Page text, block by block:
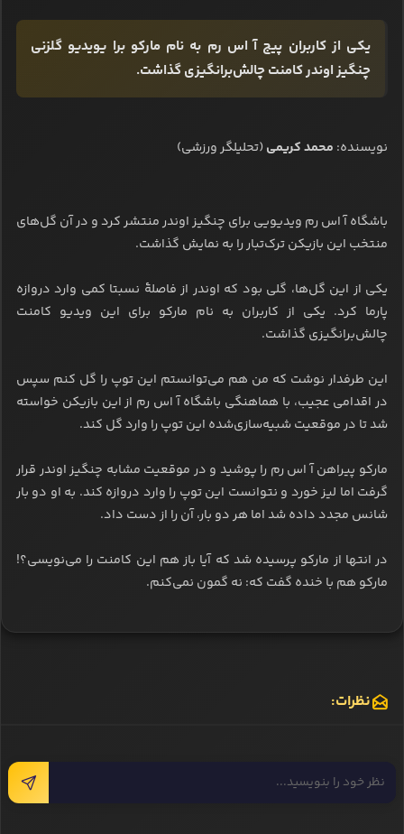
یکی از کاربران پیج آ اس رم به نام مارکو برا یویدیو گلزنی
چنگیز اوندر کامنت چالش‌برانگیزی گذاشت.
نویسنده: محمد کریمی(تحلیلگر ورزشی)
باشگاه آ اس رم ویدیویی برای چنگیز اوندر منتشر کرد و در آن گل‌های
منتخب این بازیکن ترک‌تبار را به نمایش گذاشت.
یکی از این گل‌ها، گلی بود که اوندر از فاصلۀ نسبتا کمی وارد دروازه
پارما کرد. یکی از کاربران به نام مارکو برای این ویدیو کامنت
چالش‌برانگیزی گذاشت.
این طرفدار نوشت که من هم می‌توانستم این توپ را گل کنم سپس
در اقدامی عجیب، با هماهنگی باشگاه آ اس رم از این بازیکن خواسته
شد تا در موقعیت شبیه‌سازی‌شده این توپ را وارد گل کند.
مارکو پیراهن آ اس رم را پوشید و در موقعیت مشابه چنگیز اوندر قرار
گرفت اما لیز خورد و نتوانست این توپ را وارد دروازه کند. به او دو بار
شانس مجدد داده شد اما هر دو بار، آن را از دست داد.
در انتها از مارکو پرسیده شد که آیا باز هم این کامنت را می‌نویسی؟!
مارکو هم با خنده گفت که: نه گمون نمی‌کنم.
نظرات: